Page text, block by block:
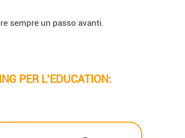
sempre un passo avanti.
PER L’EDUCATION: